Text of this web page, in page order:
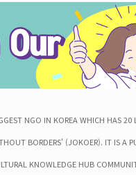
NGO IN KOREA WHICH HAS 20
BORDERS' (JOKOER). IT IS A
KNOWLEDGE HUB